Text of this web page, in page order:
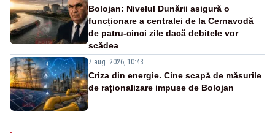
Bolojan: Nivelul Dunării asigură o
funcționare a centralei de la Cernavodă
de patru-cinci zile dacă debitele vor
scădea
7 aug. 2026, 10:43
Criza din energie. Cine scapă de măsurile
de raționalizare impuse de Bolojan